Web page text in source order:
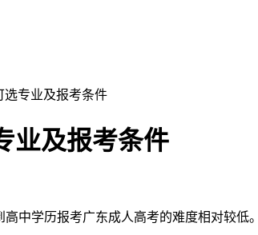
选专业及报考条件
业及报考条件
中学历报考广东成人高考的难度相对较低